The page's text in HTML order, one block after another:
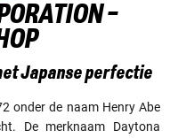
-
Japanse perfectie
onder de naam Henry Abe
De merknaam Daytona